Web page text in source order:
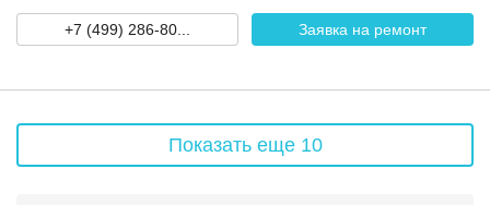
+7 (499) 286-80... Заявка на ремонт
Показать еще 10